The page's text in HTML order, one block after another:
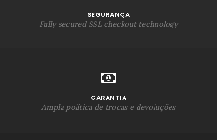
SEGURANÇA
Fully secured SSL checkout technology
GARANTIA
Ampla política de trocas e devoluções